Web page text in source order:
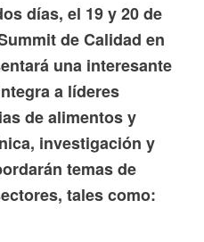
días, el 19 y 20 de
de Calidad en
una interesante
a líderes
de alimentos y
investigación y
temas de
tales como: